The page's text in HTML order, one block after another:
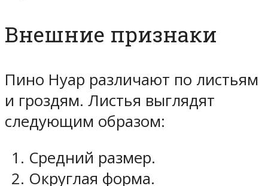
Внешние признаки
Пино Нуар различают по листьям
и гроздям. Листья выглядят
следующим образом:
Средний размер.
Округлая форма.